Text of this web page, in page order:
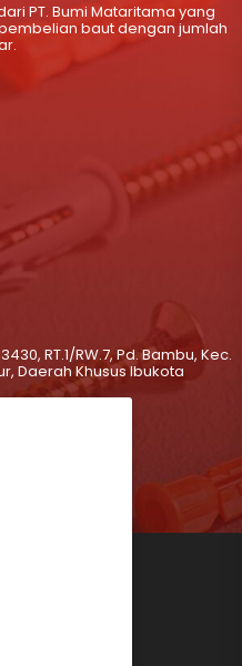
PT. Bumi Mataritama yang
baut dengan jumlah
RT.1/RW.7, Pd. Bambu, Kec.
Daerah Khusus Ibukota